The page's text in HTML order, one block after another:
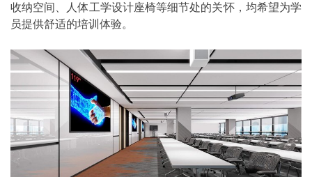
收纳空间、人体工学设计座椅等细节处的关怀，均希望为学
员提供舒适的培训体验。